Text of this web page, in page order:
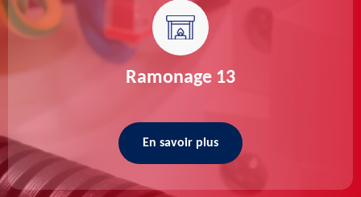
Ramonage 13
En savoir plus